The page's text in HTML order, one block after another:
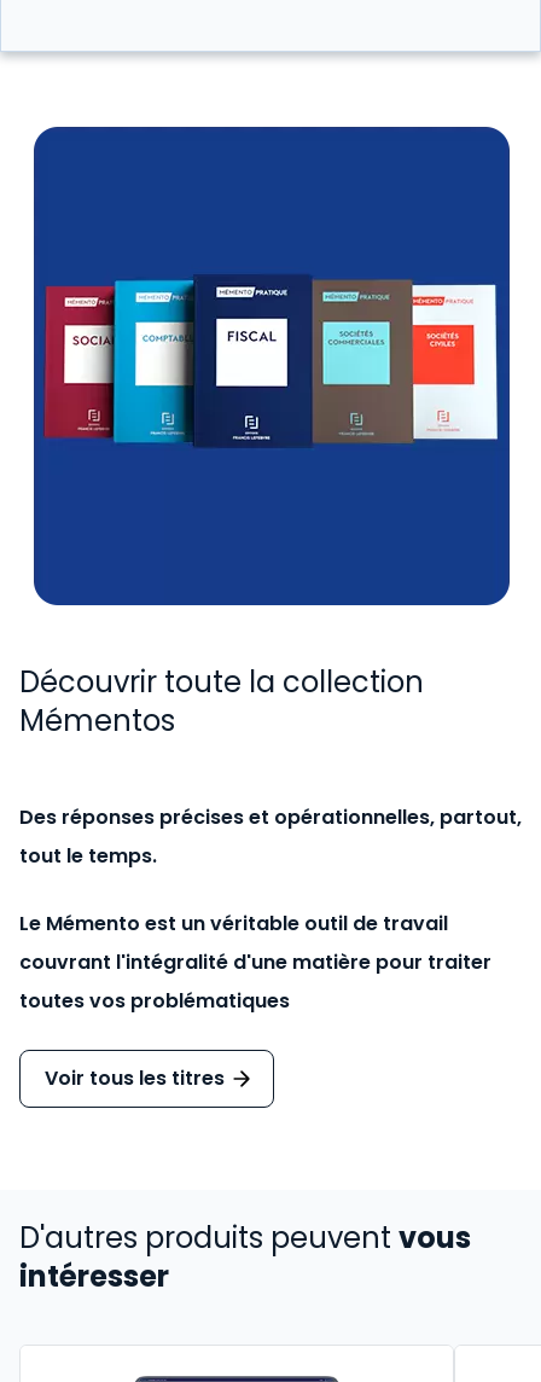
Découvrir toute la collection
Mémentos
Des réponses précises et opérationnelles, partout,
tout le temps.
Le Mémento est un véritable outil de travail
couvrant l'intégralité d'une matière pour traiter
toutes vos problématiques
Voir tous les titres
D'autres produits peuvent vous
intéresser